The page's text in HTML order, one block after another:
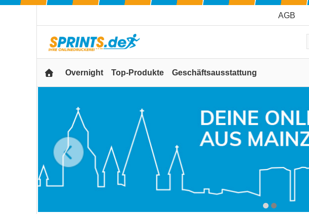
Overnight Top-Produkte Geschäftsausstattung
AGB